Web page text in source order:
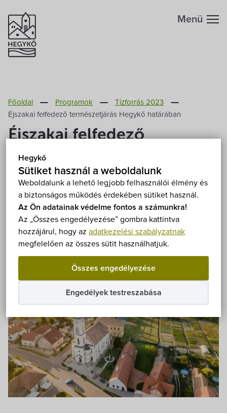
Hegykő
Sütiket használ a weboldalunk
Weboldalunk a lehető legjobb felhasználói élmény és
a biztonságos működés érdekében sütiket használ.
Az Ön adatainak védelme fontos a számunkra!
Az „Összes engedélyezése” gombra kattintva
hozzájárul, hogy az adatkezelési szabályzatnak
megfelelően az összes sütit használhatjuk.
Összes engedélyezése
Engedélyek testreszabása
Megközelítés
Fontos telefonszámok
Földrajzi adottság
Éghajlat
Hegykő történelme
Szabadidő
Éttermek
Programok
Önkormányzat
Hírek
Képviselő-testület
Választási információk
Közoktatási Intézmények
Menü
Főoldal Programok
Tízforrás 2023
Éjszakai felfedező természetjárás Hegykő határában
Éjszakai felfedező
természetjárás Hegykő
határában
Időpontok
Hegykő, Szent Mihály-templom 9437 Hegykő,
Kossuth Lajos utca 37. Mutasd a térképen
Fizetős Szabadtéri Túra